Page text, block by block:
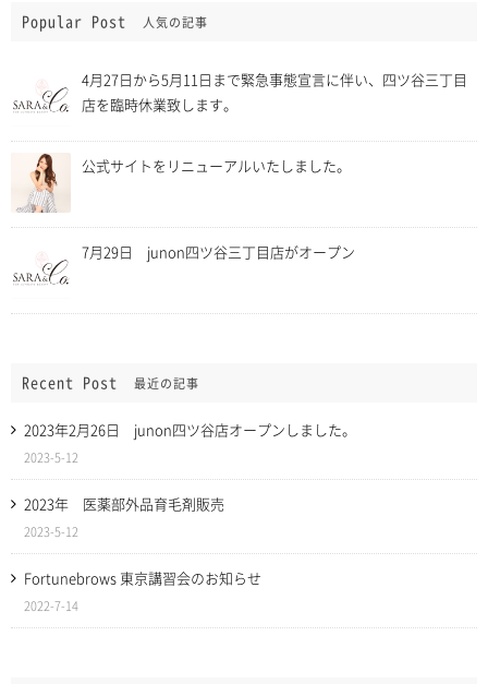
Popular Post 人気の記事
4月27日から5月11日まで緊急事態宣言に伴い、四ツ谷三丁目
店を臨時休業致します。
公式サイトをリニューアルいたしました。
7月29日 junon四ツ谷三丁目店がオープン
Recent Post 最近の記事
2023年2月26日 junon四ツ谷店オープンしました。
2023-5-12
2023年 医薬部外品育毛剤販売
2023-5-12
Fortunebrows 東京講習会のお知らせ
2022-7-14